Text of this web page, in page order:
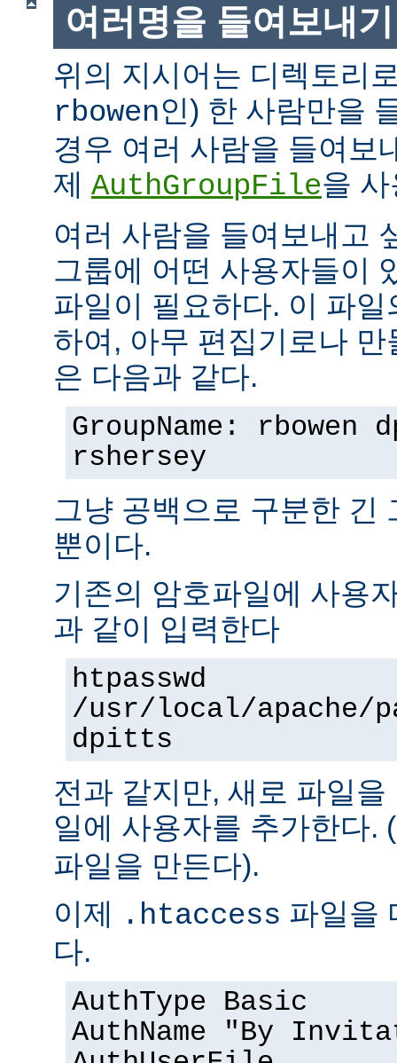
여러명을 들여보내기
위의 지시어는 디렉토리
rbowen인) 한 사람만을
경우 여러 사람을 들여보
제 AuthGroupFile을
여러 사람을 들여보내고
그룹에 어떤 사용자들이
파일이 필요하다. 이 파
하여, 아무 편집기로나
은 다음과 같다.
GroupName: rbowen
rshersey
그냥 공백으로 구분한 긴
뿐이다.
기존의 암호파일에 사용
과 같이 입력한다
htpasswd
/usr/local/apache/
dpitts
전과 같지만, 새로 파일
일에 사용자를 추가한다. (
파일을 만든다).
이제 .htaccess 파일을
다.
AuthType Basic
AuthName "By